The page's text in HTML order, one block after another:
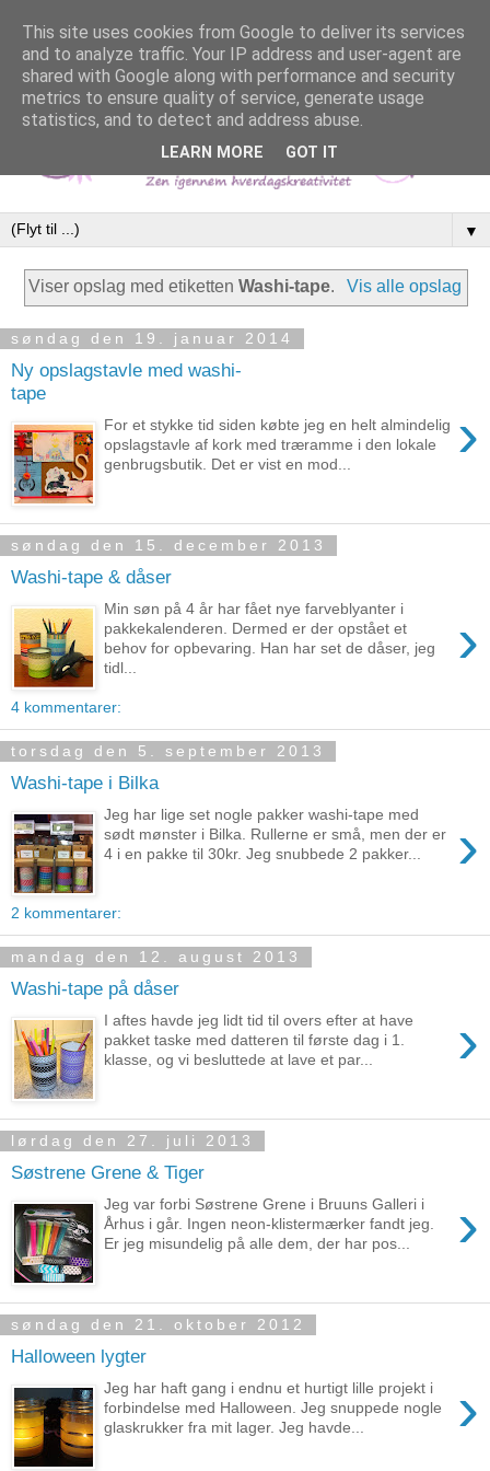
▼
Viser opslag med etikettenWashi-tape. Vis alle opslag
søndag den 19. januar 2014
Ny opslagstavle med washi-
tape
›
For et stykke tid siden købte jeg en helt almindelig
opslagstavle af kork med træramme i den lokale
genbrugsbutik. Det er vist en mod...
søndag den 15. december 2013
Washi-tape & dåser
›
Min søn på 4 år har fået nye farveblyanter i
pakkekalenderen. Dermed er der opstået et
behov for opbevaring. Han har set de dåser, jeg
tidl...
4 kommentarer:
torsdag den 5. september 2013
Washi-tape i Bilka
›
Jeg har lige set nogle pakker washi-tape med
sødt mønster i Bilka. Rullerne er små, men der er
4 i en pakke til 30kr. Jeg snubbede 2 pakker...
2 kommentarer:
mandag den 12. august 2013
Washi-tape på dåser
›
I aftes havde jeg lidt tid til overs efter at have
pakket taske med datteren til første dag i 1.
klasse, og vi besluttede at lave et par...
lørdag den 27. juli 2013
Søstrene Grene & Tiger
›
Jeg var forbi Søstrene Grene i Bruuns Galleri i
Århus i går. Ingen neon-klistermærker fandt jeg.
Er jeg misundelig på alle dem, der har pos...
søndag den 21. oktober 2012
Halloween lygter
›
Jeg har haft gang i endnu et hurtigt lille projekt i
forbindelse med Halloween. Jeg snuppede nogle
glaskrukker fra mit lager. Jeg havde...
This site uses cookies from Google to deliver its services
and to analyze traffic. Your IP address and user-agent are
shared with Google along with performance and security
metrics to ensure quality of service, generate usage
statistics, and to detect and address abuse.
LEARN MORE GOT IT